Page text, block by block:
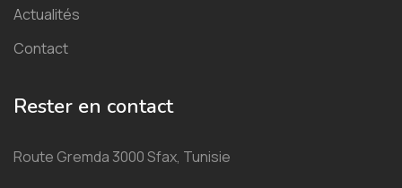
Actualités
Contact
Rester en contact
Route Gremda 3000 Sfax, Tunisie